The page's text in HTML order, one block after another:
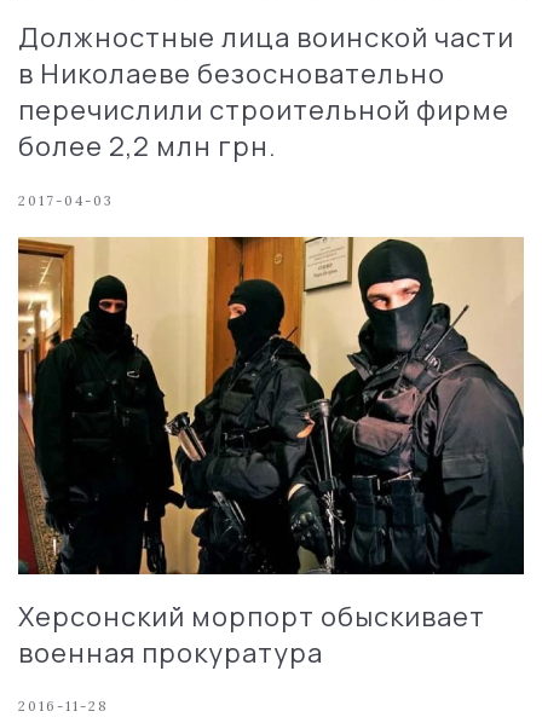
Должностные лица воинской части
в Николаеве безосновательно
перечислили строительной фирме
более 2,2 млн грн.
2017-04-03
Херсонский морпорт обыскивает
военная прокуратура
2016-11-28